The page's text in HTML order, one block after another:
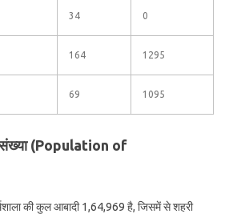
34 0
164 1295
69 1095
(Population of
की कुल आबादी 1,64,969 है, जिसमें से शहरी